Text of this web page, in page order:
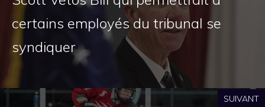
certains employés du tribunal se
syndiquer
SUIVANT